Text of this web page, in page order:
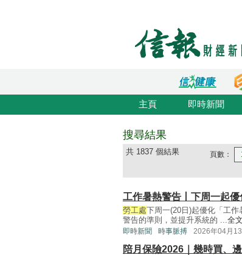
主頁 即時新聞
搜尋結果
共 1837 個結果 頁數：
工作暑熱警告丨下周一起
勞工處下周一(20日)起優化「工
警告的準則，並提升系統的 ...全文
即時新聞 時事脈搏 2026年04月13
陪月保險2026｜幾時買、